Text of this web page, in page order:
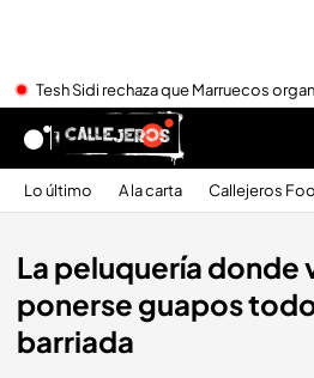
Tesh Sidi rechaza que Marruecos
Lo último A la carta Callejeros
La peluquería donde
ponerse guapos
barriada